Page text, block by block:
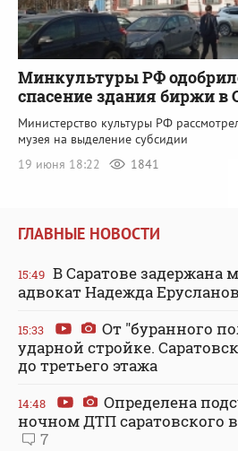
Минкультуры РФ
спасение здания биржи в
Министерство культуры РФ
музея на выделение субсидии
19 июня 18:22
1841
ГЛАВНЫЕ НОВОСТИ
15:49 В Саратове задержана
адвокат Надежда
15:33
От "буранного
ударной стройке.
до третьего этажа
14:48
Определена
ночном ДТП саратовского
7